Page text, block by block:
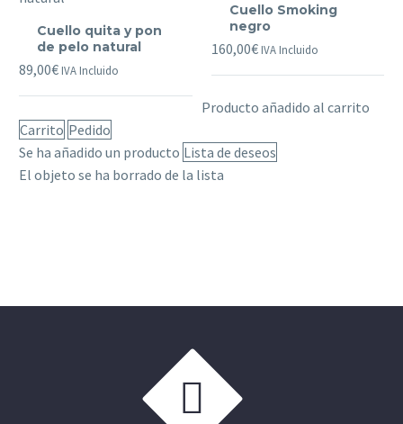
quita
y
pelo
natural
Cuello quita y pon
de pelo natural
89,00€ IVA Incluido
Smoking
negro
Cuello Smoking
negro
160,00€ IVA Incluido
Producto añadido al carrito
Carrito Pedido
Se ha añadido un producto Lista de deseos
El objeto se ha borrado de la lista

